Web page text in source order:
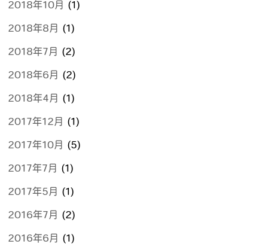
2018年10月 (1)
2018年8月 (1)
2018年7月 (2)
2018年6月 (2)
2018年4月 (1)
2017年12月 (1)
2017年10月 (5)
2017年7月 (1)
2017年5月 (1)
2016年7月 (2)
2016年6月 (1)